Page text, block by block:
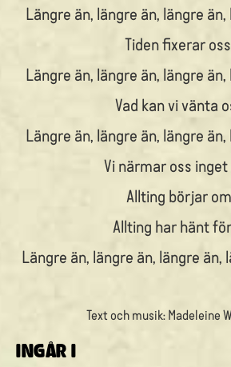
Längre än, längre än, längre
Tiden fixerar oss
Längre än, längre än, längre
Vad kan vi vänta
Längre än, längre än, längre
Vi närmar oss
Allting börjar om
Allting har hänt
Längre än, längre än, längre än,
Text och musik: Madeleine
INGÅR I